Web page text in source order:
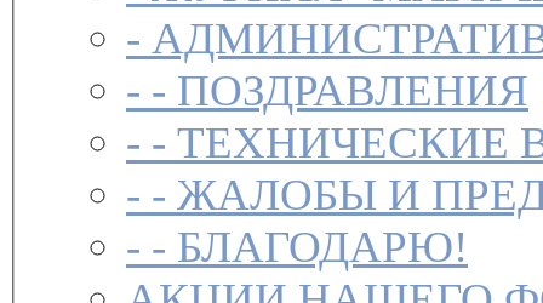
-
- - ПОЗДРАВЛЕНИЯ
- - ТЕХНИЧЕСКИЕ
- - ЖАЛОБЫ И
- - БЛАГОДАРЮ!